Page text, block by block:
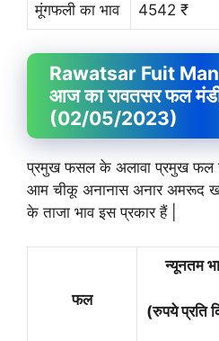
मूंगफली का भाव 4542 ₹
Rawatsar Fuit
आज का रावतसर फल
(02/05/2023)
प्रमुख फसल के अलावा प्रमुख फल
आम चीकू अनानास अनार अमरूद
के ताजा भाव इस प्रकार हैं |
फल
न्यूनतम
(रुपये प्रति